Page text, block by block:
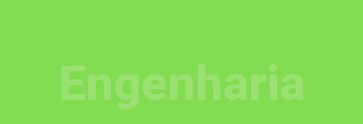
Engenharia